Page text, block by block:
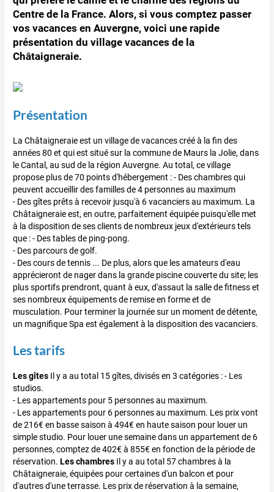
Centre de la France. Alors, si vous comptez passer
vos vacances en Auvergne, voici une rapide
présentation du village vacances de la
Châtaigneraie.
Présentation
La Châtaigneraie est un village de vacances créé à la fin des
années 80 et qui est situé sur la commune de Maurs la Jolie, dans
le Cantal, au sud de la région Auvergne. Au total, ce village
propose plus de 70 points d'hébergement : - Des chambres qui
peuvent accueillir des familles de 4 personnes au maximum
- Des gîtes prêts à recevoir jusqu'à 6 vacanciers au maximum. La
Châtaigneraie est, en outre, parfaitement équipée puisqu'elle met
à la disposition de ses clients de nombreux jeux d'extérieurs tels
que : - Des tables de ping-pong.
- Des parcours de golf.
- Des cours de tennis ... De plus, alors que les amateurs d'eau
apprécieront de nager dans la grande piscine couverte du site; les
plus sportifs prendront, quant à eux, d'assaut la salle de fitness et
ses nombreux équipements de remise en forme et de
musculation. Pour terminer la journée sur un moment de détente,
un magnifique Spa est également à la disposition des vacanciers.
Les tarifs
Les gîtes Il y a au total 15 gîtes, divisés en 3 catégories : - Les
studios.
- Les appartements pour 5 personnes au maximum.
- Les appartements pour 6 personnes au maximum. Les prix vont
de 216€ en basse saison à 494€ en haute saison pour louer un
simple studio. Pour louer une semaine dans un appartement de 6
personnes, comptez de 402€ à 855€ en fonction de la période de
réservation. Les chambres Il y a au total 57 chambres à la
Châtaigneraie, équipées pour certaines d'un balcon et pour
d'autres d'une terrasse. Les prix de réservation à la semaine,